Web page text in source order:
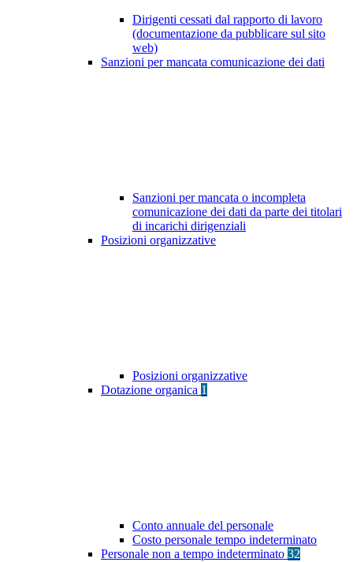
Dirigenti cessati dal rapporto di lavoro
(documentazione da pubblicare sul sito
web)
Sanzioni per mancata comunicazione dei dati
Sanzioni per mancata o incompleta
comunicazione dei dati da parte dei titolari
di incarichi dirigenziali
Posizioni organizzative
Posizioni organizzative
Dotazione organica 1
Conto annuale del personale
Costo personale tempo indeterminato
Personale non a tempo indeterminato 32